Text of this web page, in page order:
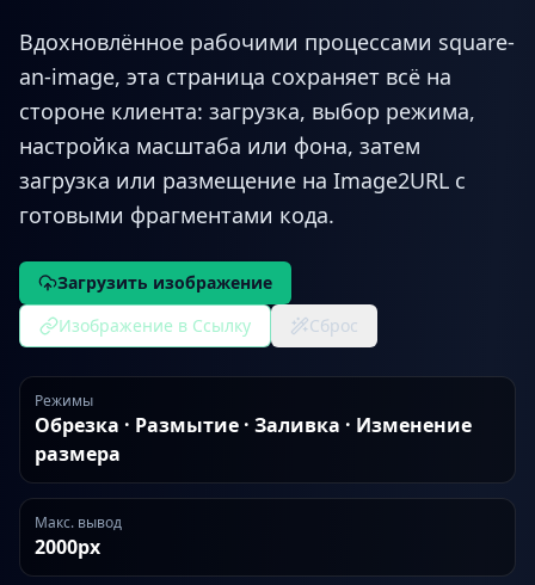
Вдохновлённое рабочими процессами square-
an-image, эта страница сохраняет всё на
стороне клиента: загрузка, выбор режима,
настройка масштаба или фона, затем
загрузка или размещение на Image2URL с
готовыми фрагментами кода.
Загрузить изображение
Изображение в Ссылку
Сброс
Режимы
Обрезка · Размытие · Заливка · Изменение
размера
Макс. вывод
2000px